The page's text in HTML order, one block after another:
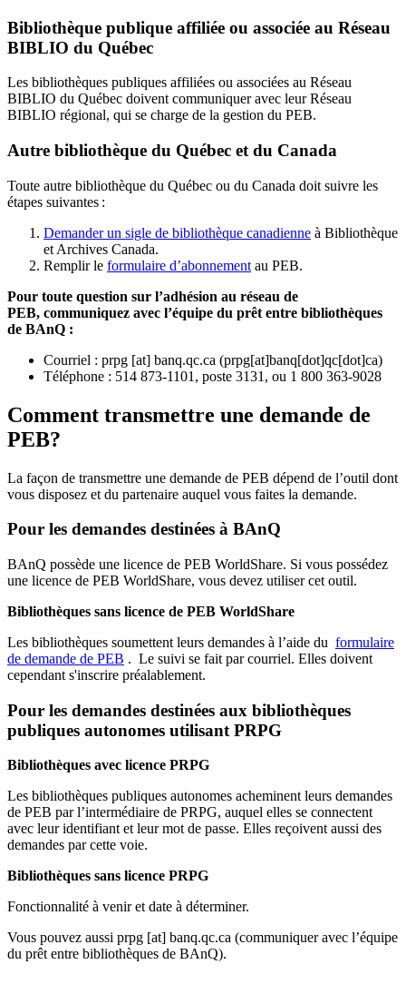
Bibliothèque publique affiliée ou associée au Réseau
BIBLIO du Québec
Les bibliothèques publiques affiliées ou associées au Réseau
BIBLIO du Québec doivent communiquer avec leur Réseau
BIBLIO régional, qui se charge de la gestion du PEB.
Autre bibliothèque du Québec et du Canada
Toute autre bibliothèque du Québec ou du Canada doit suivre les
étapes suivantes :
Demander un sigle de bibliothèque canadienne à Bibliothèque
et Archives Canada.
Remplir le formulaire d’abonnement au PEB.
Pour toute question sur l’adhésion au réseau de
PEB, communiquez avec l’équipe du prêt entre bibliothèques
de BAnQ :
Courriel : prpg [at] banq.qc.ca (prpg[at]banq[dot]qc[dot]ca)
Téléphone : 514 873-1101, poste 3131, ou 1 800 363-9028
Comment transmettre une demande de
PEB?
La façon de transmettre une demande de PEB dépend de l’outil dont
vous disposez et du partenaire auquel vous faites la demande.
Pour les demandes destinées à BAnQ
BAnQ possède une licence de PEB WorldShare. Si vous possédez
une licence de PEB WorldShare, vous devez utiliser cet outil.
Bibliothèques sans licence de PEB WorldShare
Les bibliothèques soumettent leurs demandes à l’aide du formulaire
de demande de PEB . Le suivi se fait par courriel. Elles doivent
cependant s'inscrire préalablement.
Pour les demandes destinées aux bibliothèques
publiques autonomes utilisant PRPG
Bibliothèques avec licence PRPG
Les bibliothèques publiques autonomes acheminent leurs demandes
de PEB par l’intermédiaire de PRPG, auquel elles se connectent
avec leur identifiant et leur mot de passe. Elles reçoivent aussi des
demandes par cette voie.
Bibliothèques sans licence PRPG
Fonctionnalité à venir et date à déterminer.
Vous pouvez aussi prpg [at] banq.qc.ca (communiquer avec l’équipe
du prêt entre bibliothèques de BAnQ).